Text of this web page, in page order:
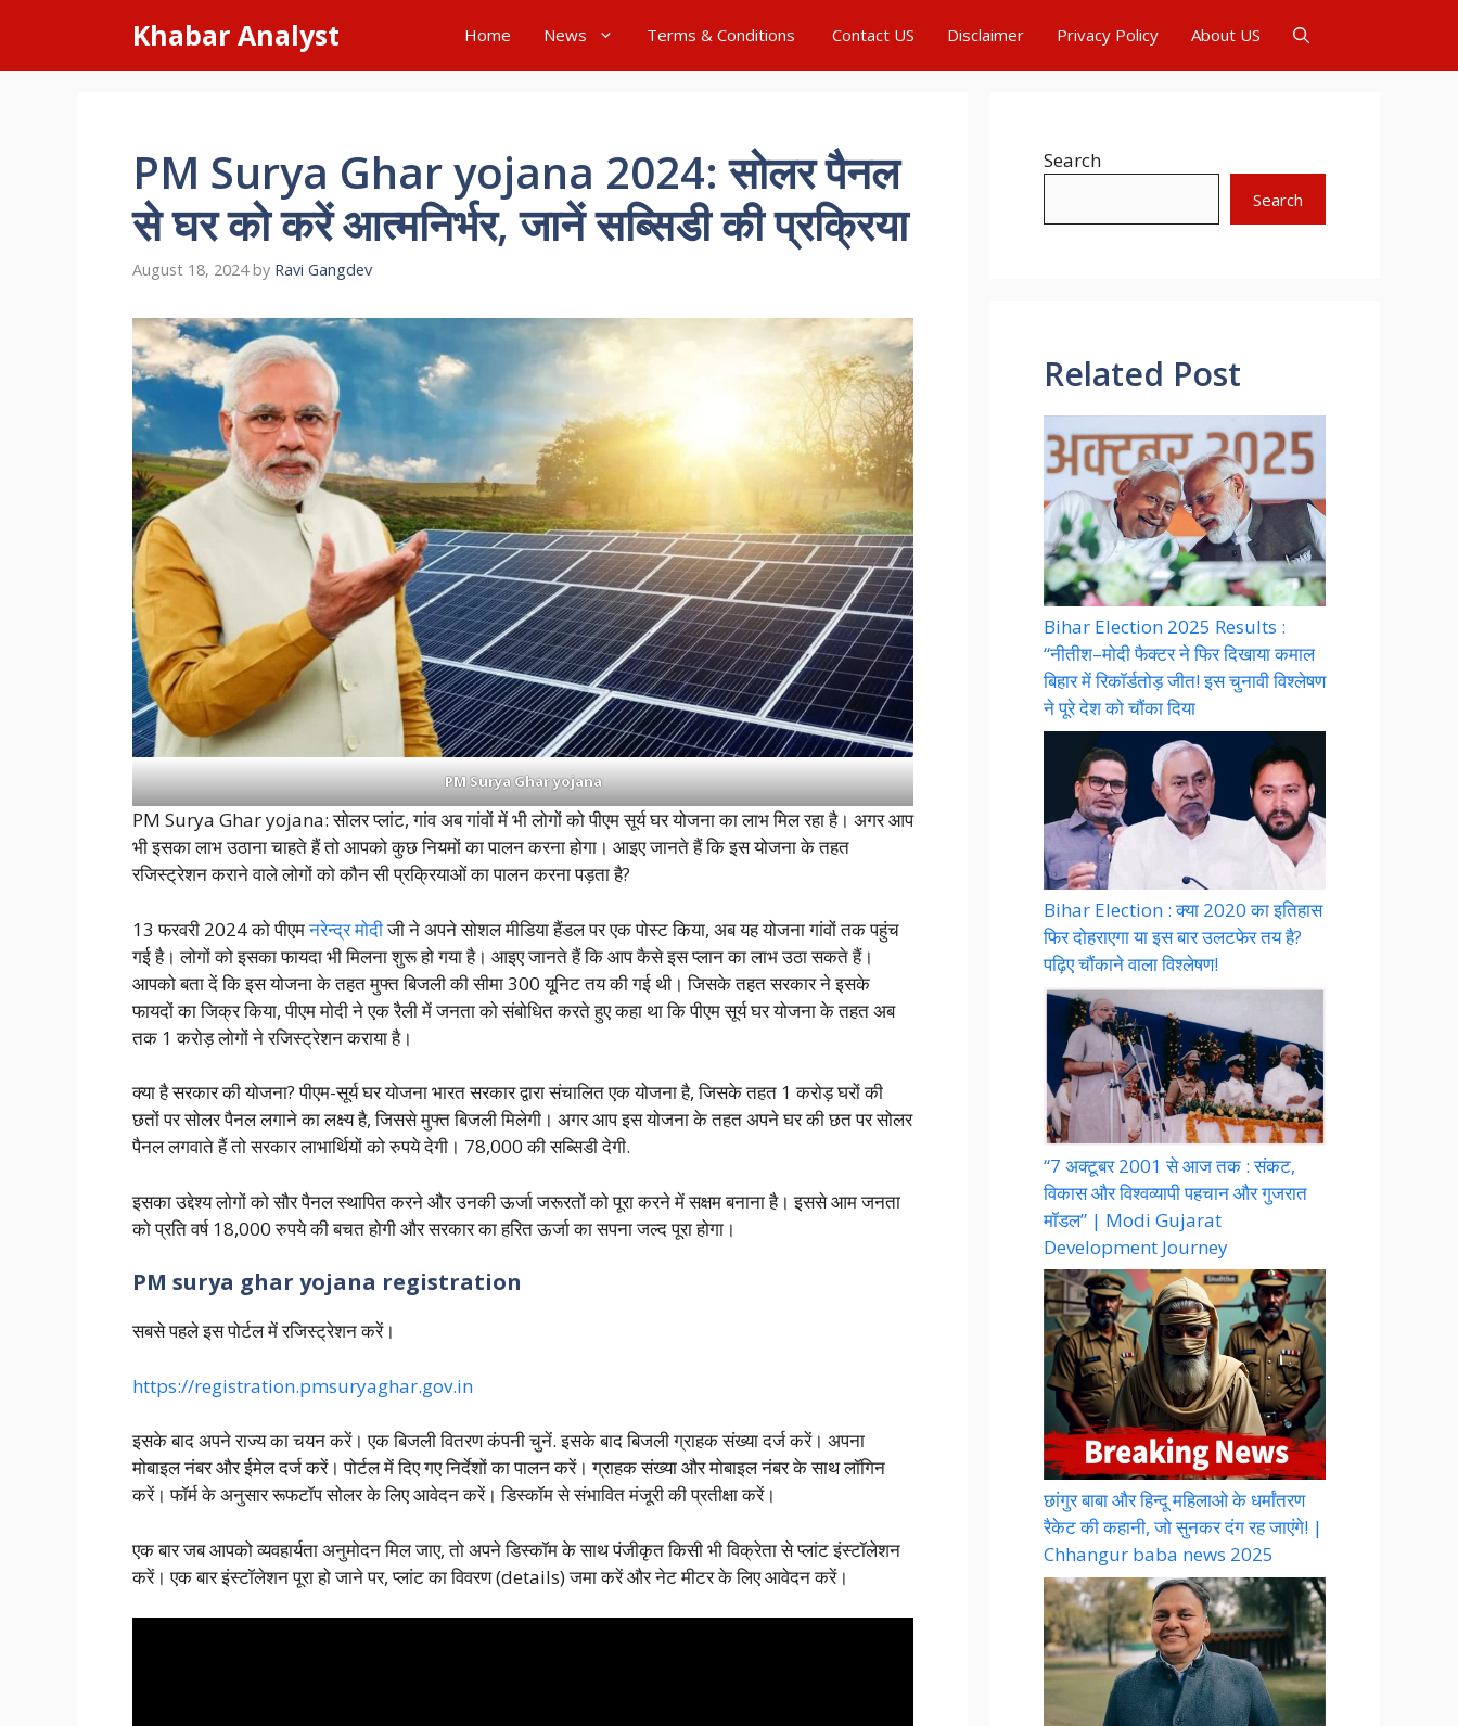
content
Khabar Analyst Home News Terms & Conditions Contact US Disclaimer Privacy Policy About US
PM Surya Ghar yojana 2024: सोलर पैनल
से घर को करें आत्मनिर्भर, जानें सब्सिडी की प्रक्रिया
August 18, 2024 by Ravi Gangdev
PM Surya Ghar yojana
PM Surya Ghar yojana: सोलर प्लांट, गांव अब गांवों में भी लोगों को पीएम सूर्य घर योजना का लाभ मिल रहा है। अगर आप
भी इसका लाभ उठाना चाहते हैं तो आपको कुछ नियमों का पालन करना होगा। आइए जानते हैं कि इस योजना के तहत
रजिस्ट्रेशन कराने वाले लोगों को कौन सी प्रक्रियाओं का पालन करना पड़ता है?
13 फरवरी 2024 को पीएमनरेन्द्र मोदीजी ने अपने सोशल मीडिया हैंडल पर एक पोस्ट किया, अब यह योजना गांवों तक पहुंच
गई है। लोगों को इसका फायदा भी मिलना शुरू हो गया है। आइए जानते हैं कि आप कैसे इस प्लान का लाभ उठा सकते हैं।
आपको बता दें कि इस योजना के तहत मुफ्त बिजली की सीमा 300 यूनिट तय की गई थी। जिसके तहत सरकार ने इसके
फायदों का जिक्र किया, पीएम मोदी ने एक रैली में जनता को संबोधित करते हुए कहा था कि पीएम सूर्य घर योजना के तहत अब
तक 1 करोड़ लोगों ने रजिस्ट्रेशन कराया है।
क्या है सरकार की योजना? पीएम-सूर्य घर योजना भारत सरकार द्वारा संचालित एक योजना है, जिसके तहत 1 करोड़ घरों की
छतों पर सोलर पैनल लगाने का लक्ष्य है, जिससे मुफ्त बिजली मिलेगी। अगर आप इस योजना के तहत अपने घर की छत पर सोलर
पैनल लगवाते हैं तो सरकार लाभार्थियों को रुपये देगी। 78,000 की सब्सिडी देगी.
इसका उद्देश्य लोगों को सौर पैनल स्थापित करने और उनकी ऊर्जा जरूरतों को पूरा करने में सक्षम बनाना है। इससे आम जनता
को प्रति वर्ष 18,000 रुपये की बचत होगी और सरकार का हरित ऊर्जा का सपना जल्द पूरा होगा।
PM surya ghar yojana registration
सबसे पहले इस पोर्टल में रजिस्ट्रेशन करें।
https://registration.pmsuryaghar.gov.in
इसके बाद अपने राज्य का चयन करें। एक बिजली वितरण कंपनी चुनें. इसके बाद बिजली ग्राहक संख्या दर्ज करें। अपना
मोबाइल नंबर और ईमेल दर्ज करें। पोर्टल में दिए गए निर्देशों का पालन करें। ग्राहक संख्या और मोबाइल नंबर के साथ लॉगिन
करें। फॉर्म के अनुसार रूफटॉप सोलर के लिए आवेदन करें। डिस्कॉम से संभावित मंजूरी की प्रतीक्षा करें।
एक बार जब आपको व्यवहार्यता अनुमोदन मिल जाए, तो अपने डिस्कॉम के साथ पंजीकृत किसी भी विक्रेता से प्लांट इंस्टॉलेशन
करें। एक बार इंस्टॉलेशन पूरा हो जाने पर, प्लांट का विवरण (details) जमा करें और नेट मीटर के लिए आवेदन करें।
Search
Search
Related Post
Bihar Election 2025 Results :
“नीतीश–मोदी फैक्टर ने फिर दिखाया कमाल
बिहार में रिकॉर्डतोड़ जीत! इस चुनावी विश्लेषण
ने पूरे देश को चौंका दिया
Bihar Election : क्या 2020 का इतिहास
फिर दोहराएगा या इस बार उलटफेर तय है?
पढ़िए चौंकाने वाला विश्लेषण!
“7 अक्टूबर 2001 से आज तक : संकट,
विकास और विश्वव्यापी पहचान और गुजरात
मॉडल” | Modi Gujarat
Development Journey
छांगुर बाबा और हिन्दू महिलाओ के धर्मांतरण
रैकेट की कहानी, जो सुनकर दंग रह जाएंगे! |
Chhangur baba news 2025